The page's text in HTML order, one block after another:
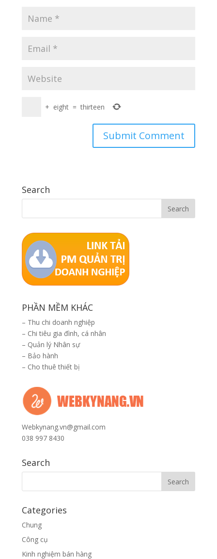
+ eight = thirteen
Search
PHẦN MỀM KHÁC
– Thu chi doanh nghiệp
– Chi tiêu gia đình, cá nhân
– Quản lý Nhân sự
– Bảo hành
– Cho thuê thiết bị
Webkynang.vn@gmail.com
038 997 8430
Search
Categories
Chung
Công cụ
Kinh nghiệm bán hàng